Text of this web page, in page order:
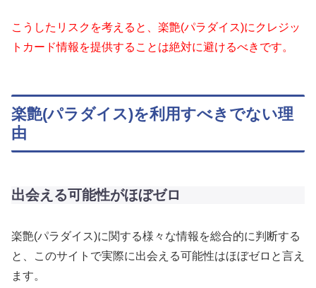
こうしたリスクを考えると、楽艶(パラダイス)にクレジッ
トカード情報を提供することは絶対に避けるべきです。
楽艶(パラダイス)を利用すべきでない理
由
出会える可能性がほぼゼロ
楽艶(パラダイス)に関する様々な情報を総合的に判断する
と、このサイトで実際に出会える可能性はほぼゼロと言え
ます。